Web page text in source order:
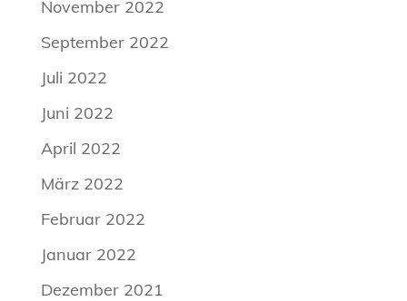
November 2022
September 2022
Juli 2022
Juni 2022
April 2022
März 2022
Februar 2022
Januar 2022
Dezember 2021